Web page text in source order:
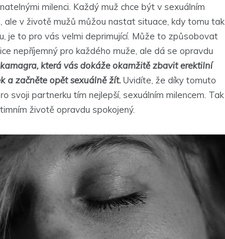
milenci. Každý muž chce být v sexuálním
v životě mužů můžou nastat situace, kdy tomu tak
je to pro vás velmi deprimující. Může to způsobovat
nepříjemný pro každého muže, ale dá se opravdu
, která vás dokáže okamžitě zbavit erektilní
a začněte opět sexuálně žít. Uvidíte, že díky tomuto
svoji partnerku tím nejlepší, sexuálním milencem. Tak
životě opravdu spokojený.